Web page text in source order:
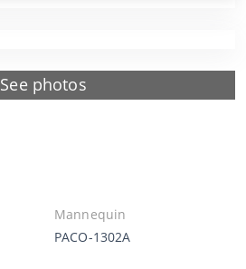
See photos
Mannequin
PACO-1302A